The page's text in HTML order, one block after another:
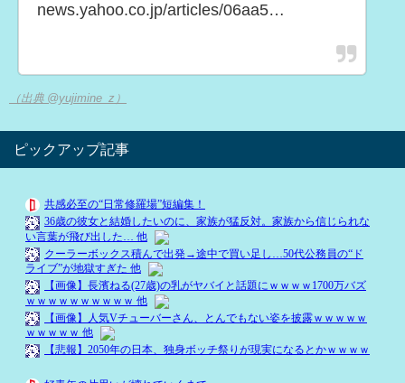
news.yahoo.co.jp/articles/06aa5…
（出典 @yujimine_z）
ピックアップ記事